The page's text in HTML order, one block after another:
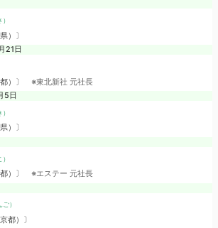
）〕
21日
都）〕 ※東北新社 元社長
5日
）〕
都）〕 ※エステー 元社長
）
都）〕